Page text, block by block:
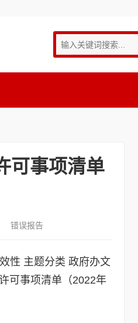
可事项清单
错误报告
性 主题分类 政府办文
可事项清单（2022年